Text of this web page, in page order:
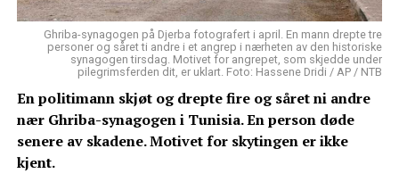
Ghriba-synagogen på Djerba fotografert i april. En mann drepte tre
personer og såret ti andre i et angrep i nærheten av den historiske
synagogen tirsdag. Motivet for angrepet, som skjedde under
pilegrimsferden dit, er uklart. Foto: Hassene Dridi / AP / NTB
En politimann skjøt og drepte fire og såret ni andre
nær Ghriba-synagogen i Tunisia. En person døde
senere av skadene. Motivet for skytingen er ikke
kjent.